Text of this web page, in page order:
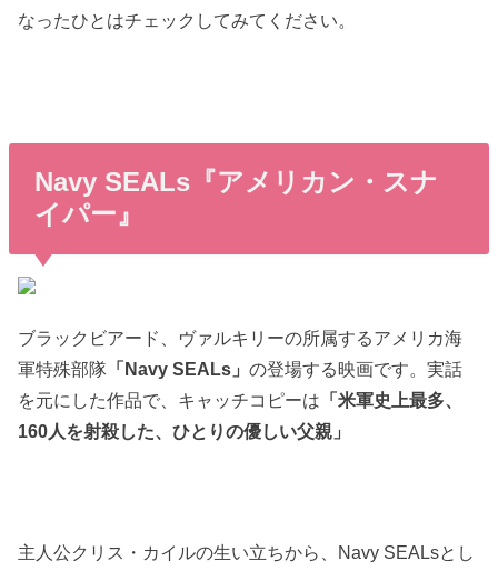
なったひとはチェックしてみてください。
Navy SEALs『アメリカン・スナ
イパー』
ブラックビアード、ヴァルキリーの所属するアメリカ海
軍特殊部隊 「Navy SEALs」の登場する映画です。実話
を元にした作品で、キャッチコピーは 「米軍史上最多、
160人を射殺した、ひとりの優しい父親」
主人公クリス・カイルの生い立ちから、Navy SEALsとし